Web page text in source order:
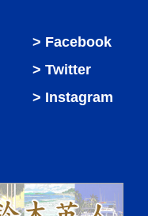
Facebook
Twitter
Instagram